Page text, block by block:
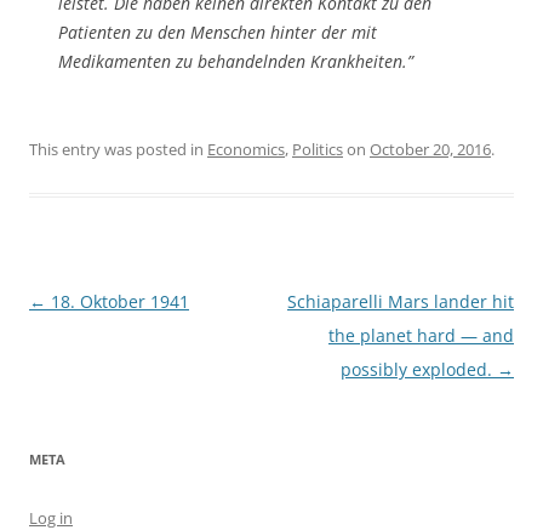
Patienten zu den Menschen hinter der mit
Medikamenten zu behandelnden Krankheiten.”
This entry was posted in Economics, Politicson October 20, 2016.
Post
← 18. Oktober 1941
Schiaparelli Mars lander hit
the planet hard — and
possibly exploded. →
META
Log in